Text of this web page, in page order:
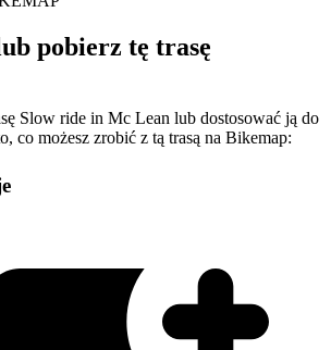
pobierz tę trasę
Slow ride in Mc Lean lub dostosować ją do
co możesz zrobić z tą trasą na Bikemap: